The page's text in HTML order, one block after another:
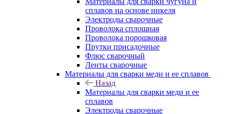
сплавов на основе никеля
Электроды сварочные
Проволока сплошная
Проволока порошковая
Прутки присадочные
Флюс сварочный
Ленты сварочные
Материалы для сварки меди и ее сплавов
Назад
Материалы для сварки меди и ее
сплавов
Электроды сварочные